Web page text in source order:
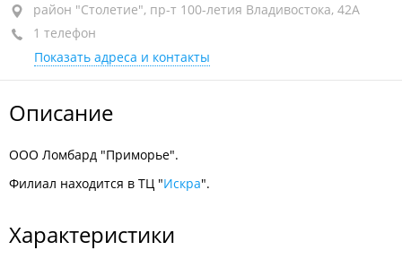
район "Столетие", пр-т 100-летия Владивостока, 42А
1 телефон
Показать адреса и контакты
Описание
ООО Ломбард "Приморье".
Филиал находится в ТЦ "Искра".
Характеристики